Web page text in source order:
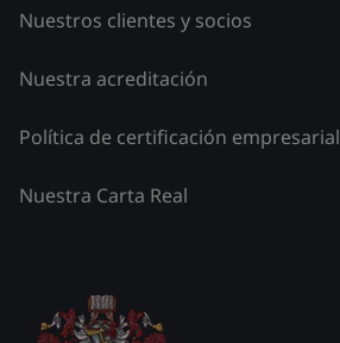
Nuestros clientes y socios
Nuestra acreditación
Política de certificación empresarial
Nuestra Carta Real